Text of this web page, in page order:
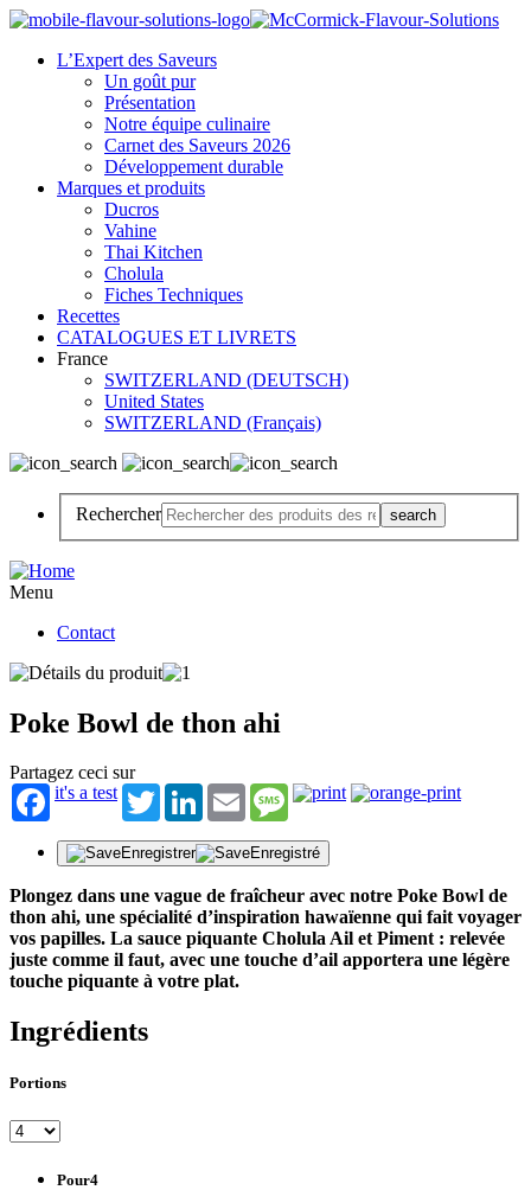
L’Expert des Saveurs
Un goût pur
Présentation
Notre équipe culinaire
Carnet des Saveurs 2026
Développement durable
Marques et produits
Ducros
Vahine
Thai Kitchen
Cholula
Fiches Techniques
Recettes
CATALOGUES ET LIVRETS
France
SWITZERLAND (DEUTSCH)
United States
SWITZERLAND (Français)
Rechercher
Menu
Contact
Poke Bowl de thon ahi
Partagez ceci sur
it's a test
TwitterLinkedInEmail Message
Enregistrer Enregistré
Plongez dans une vague de fraîcheur avec notre Poke Bowl de
thon ahi, une spécialité d’inspiration hawaïenne qui fait voyager
vos papilles. La sauce piquante Cholula Ail et Piment : relevée
juste comme il faut, avec une touche d’ail apportera une légère
touche piquante à votre plat.
Ingrédients
Portions
Pour4